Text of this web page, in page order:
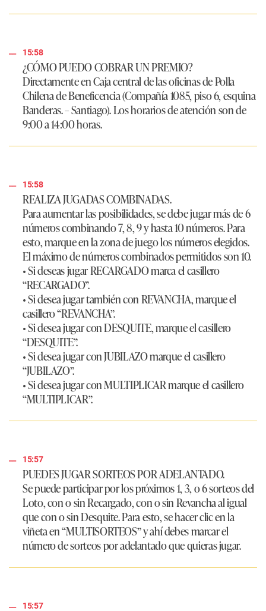
15:58
¿CÓMO PUEDO COBRAR UN PREMIO?
Directamente en Caja central de las oficinas de Polla
Chilena de Beneficencia (Compañía 1085, piso 6, esquina
Banderas. – Santiago). Los horarios de atención son de
9:00 a 14:00 horas.
15:58
REALIZA JUGADAS COMBINADAS.
Para aumentar las posibilidades, se debe jugar más de 6
números combinando 7, 8, 9 y hasta 10 números. Para
esto, marque en la zona de juego los números elegidos.
El máximo de números combinados permitidos son 10.
• Si deseas jugar RECARGADO marca el casillero
“RECARGADO”.
• Si desea jugar también con REVANCHA, marque el
casillero “REVANCHA”.
• Si desea jugar con DESQUITE, marque el casillero
“DESQUITE”.
• Si desea jugar con JUBILAZO marque el casillero
“JUBILAZO”.
• Si desea jugar con MULTIPLICAR marque el casillero
“MULTIPLICAR”.
15:57
PUEDES JUGAR SORTEOS POR ADELANTADO.
Se puede participar por los próximos 1, 3, o 6 sorteos del
Loto, con o sin Recargado, con o sin Revancha al igual
que con o sin Desquite. Para esto, se hacer clic en la
viñeta en “MULTISORTEOS” y ahí debes marcar el
número de sorteos por adelantado que quieras jugar.
15:57